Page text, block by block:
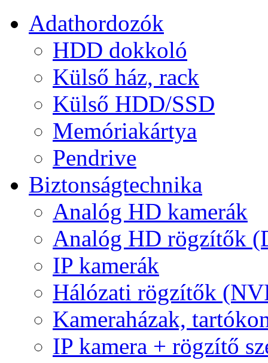
Adathordozók
HDD dokkoló
Külső ház, rack
Külső HDD/SSD
Memóriakártya
Pendrive
Biztonságtechnika
Analóg HD kamerák
Analóg HD rögzítők
IP kamerák
Hálózati rögzítők
Kameraházak,
IP kamera + rögzítő